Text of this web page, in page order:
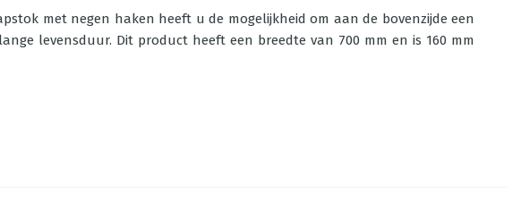
met negen haken heeft u de mogelijkheid om aan de bovenzijde een
levensduur. Dit product heeft een breedte van 700 mm en is 160 mm